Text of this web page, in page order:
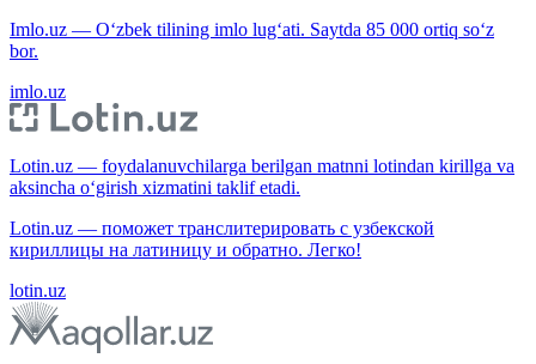
Imlo.uz — O‘zbek tilining imlo lug‘ati. Saytda 85 000 ortiq so‘z
bor.
imlo.uz
Lotin.uz — foydalanuvchilarga berilgan matnni lotindan kirillga va
aksincha o‘girish xizmatini taklif etadi.
Lotin.uz — поможет транслитерировать с узбекской
кириллицы на латиницу и обратно. Легко!
lotin.uz